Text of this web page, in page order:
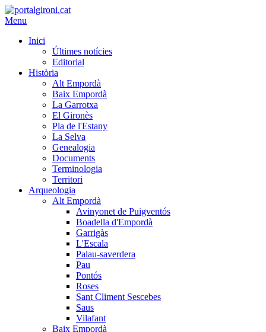
Menu
Inici
Últimes notícies
Editorial
Història
Alt Empordà
Baix Empordà
La Garrotxa
El Gironès
Pla de l'Estany
La Selva
Genealogia
Documents
Terminologia
Territori
Arqueologia
Alt Empordà
Avinyonet de Puigventós
Boadella d'Empordà
Garrigàs
L'Escala
Palau-saverdera
Pau
Pontós
Roses
Sant Climent Sescebes
Saus
Vilafant
Baix Empordà